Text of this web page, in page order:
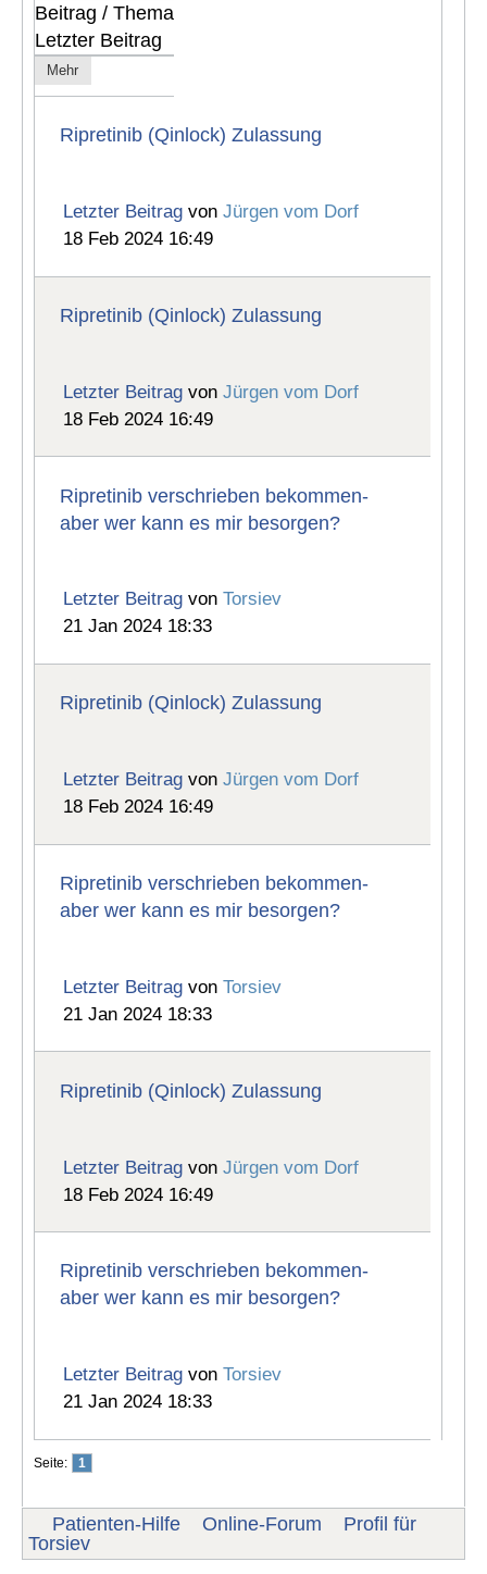
Beitrag / Thema
Letzter Beitrag
Mehr
Ripretinib (Qinlock) Zulassung
Letzter Beitrag vonJürgen vom Dorf
18 Feb 2024 16:49
Ripretinib (Qinlock) Zulassung
Letzter Beitrag vonJürgen vom Dorf
18 Feb 2024 16:49
Ripretinib verschrieben bekommen-
aber wer kann es mir besorgen?
Letzter Beitrag vonTorsiev
21 Jan 2024 18:33
Ripretinib (Qinlock) Zulassung
Letzter Beitrag vonJürgen vom Dorf
18 Feb 2024 16:49
Ripretinib verschrieben bekommen-
aber wer kann es mir besorgen?
Letzter Beitrag vonTorsiev
21 Jan 2024 18:33
Ripretinib (Qinlock) Zulassung
Letzter Beitrag vonJürgen vom Dorf
18 Feb 2024 16:49
Ripretinib verschrieben bekommen-
aber wer kann es mir besorgen?
Letzter Beitrag vonTorsiev
21 Jan 2024 18:33
Seite: 1
Patienten-Hilfe Online-Forum
Profil für
Torsiev